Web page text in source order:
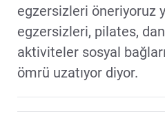
egzersizleri öneriyoruz
egzersizleri, pilates,
aktiviteler sosyal
ömrü uzatıyor diyor.